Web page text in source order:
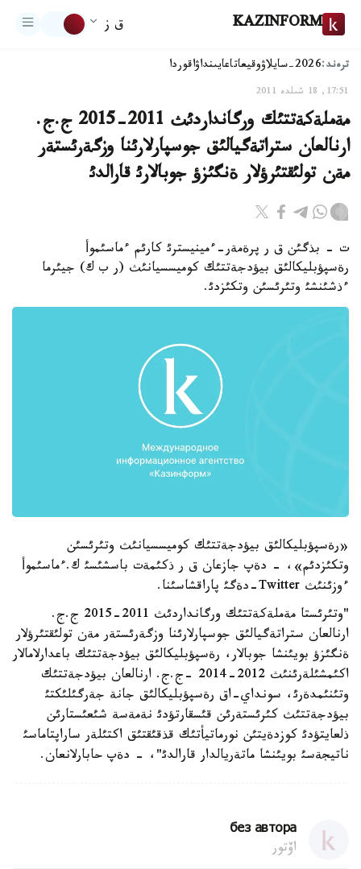
KAZINFORM ق ز
ترەند:2026-سايلاۋ وقيعاتاعايىنداۋاقوردا
17:51, 18 شىلدە 2011
مةملةكةتتئك ورگانداردئث 2011-2015 ج.ج.
ارنالعان ستراتةگيالئق جوسپارلارئنا وزگةرئستةر
مةن تولئقتئرؤلار ةنگئزؤ جوبالارئ قارالدئ
ت - بذگئن ق ر پرةمةر-ءمينيسترئ كارئم ءماسئموأ
رةسپؤبليكالئق بيؤدجةتتئك كوميسسيانئث (ر ب ك) جيئرما
ءذشئنشئ وتئرئسئن وتكئزدئ.
«رةسپؤبليكالئق بيؤدجةتتئك كوميسسيانئث وتئرئسئن
وتكئزدئم»، - دةپ جازعان ق ر ذكئمةت باسشئسئ ك.ءماسئموأ
ءوزئنئث Twitter-دةگئ پاراقشاسئنا.
"وتئرئستا مةملةكةتتئك ورگانداردئث 2011-2015 ج.ج.
ارنالعان ستراتةگيالئق جوسپارلارئنا وزگةرئستةر مةن تولئقتئرؤلار
ةنگئزؤ بويئنشا جوبالار، رةسپؤبليكالئق بيؤدجةتتئك باعدارلامالار
اكئمشئلةرئنئث 2012-2014 -ج.ج. ارنالعان بيؤدجةتتئك
وتئنئمدةرئ، سونداي-اق رةسپؤبليكالئق جانة جةرگئلئكتئ
بيؤدجةتتئث كئرئستةرئن قئسقارتؤدئ نةمةسة شئعئستارئن
ذلعايتؤدئ كوزدةيتئن نورماتيأتئك قذقئقتئق اكتئلةر ساراپتاماسئ
ناتيجةسئ بويئنشا ماتةريالدار قارالدئ"، - دةپ حابارلانعان.
без автора
اۆتور